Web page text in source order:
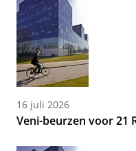
16 juli 2026
Veni-beurzen voor 21